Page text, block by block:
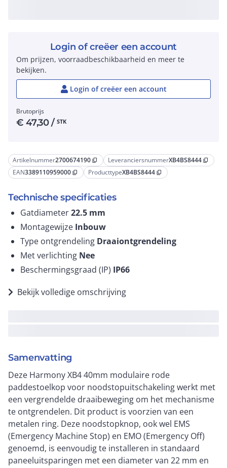
Artikelnummer2700674190 content_copy LeveranciersnummerXB4BS8444 content_copy
EAN3389110959000 content_copy ProducttypeXB4BS8444 content_copy
Technische specificaties
Gatdiameter22.5 mm
Montagewijze Inbouw
Type ontgrendeling Draaiontgrendeling
Met verlichting Nee
Beschermingsgraad (IP) IP66
Bekijk volledige omschrijving
Samenvatting
Deze Harmony XB4 40mm modulaire rode
paddestoelkop voor noodstopuitschakeling werkt met
een vergrendelde draaibeweging om het mechanisme
te ontgrendelen. Dit product is voorzien van een
metalen ring. Deze noodstopknop, ook wel EMS
(Emergency Machine Stop) en EMO (Emergency Off)
genoemd, is eenvoudig te installeren in standaard
paneeluitsparingen met een diameter van 22 mm en
Login of creëer een account
Om prijzen, voorraadbeschikbaarheid en meer te
bekijken.
Login of creëer een account
Brutoprijs
€47,30/ STK